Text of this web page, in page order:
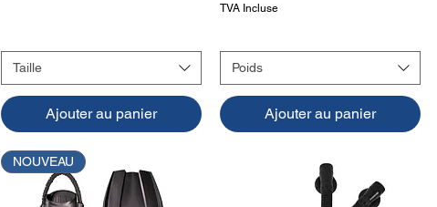
Taille
Ajouter au panier
TVA Incluse
Poids
Ajouter au panier
NOUVEAU